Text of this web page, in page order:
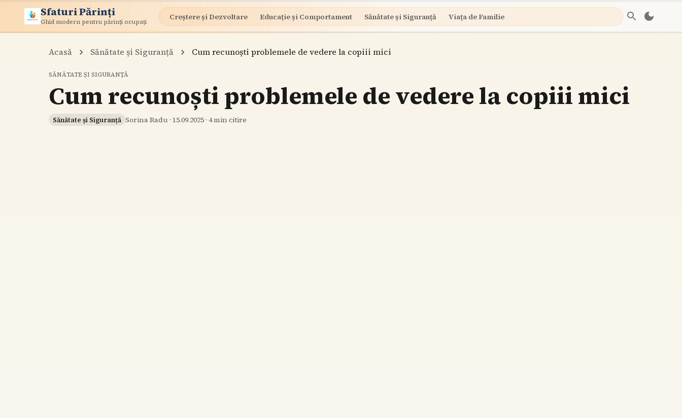
Sfaturi Părinți
Ghid modern pentru părinți ocupați Creștere și Dezvoltare Educație și Comportament Sănătate și Siguranță Viața de Familie
Acasă Sănătate și Siguranță Cum recunoști problemele de vedere la copiii mici
SĂNĂTATE ȘI SIGURANȚĂ
Cum recunoști problemele de vedere la copiii mici
Sănătate și Siguranță Sorina Radu · 15.09.2025 · 4min citire